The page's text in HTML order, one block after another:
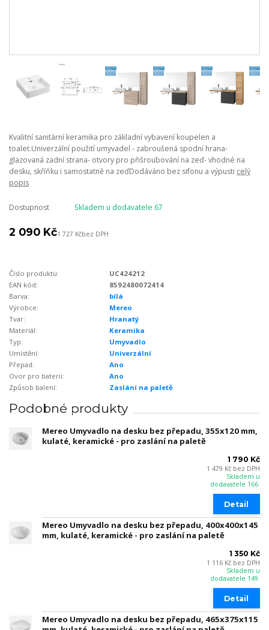
Kvalitní sanitární keramika pro základní vybavení koupelen a
toalet.Univerzální použití umyvadel - zabroušená spodní hrana-
glazovaná zadní strana- otvory pro přišroubování na zeď- vhodné na
desku, skříňku i samostatně na zeďDodáváno bez sifonu a výpusti celý
popis
Dostupnost Skladem u dodavatele 67
2 090 Kč1 727 Kčbez DPH
Číslo produktu:
UC424212
EAN kód:
8592480072414
Barva:
bílá
Výrobce:
Mereo
Tvar:
Hranatý
Materiál:
Keramika
Typ:
Umyvadlo
Umístění:
Univerzální
Přepad:
Ano
Ovor pro baterii:
Ano
Způsob balení:
Zaslání na paletě
Podobné produkty
Mereo Umyvadlo na desku bez přepadu, 355x120 mm,
kulaté, keramické - pro zaslání na paletě
1 790 Kč
1 479 Kč bez DPH
Skladem u
dodavatele 166
Detail
Mereo Umyvadlo na desku bez přepadu, 400x400x145
mm, kulaté, keramické - pro zaslání na paletě
1 350 Kč
1 116 Kč bez DPH
Skladem u
dodavatele 149
Detail
Mereo Umyvadlo na desku bez přepadu, 465x375x115